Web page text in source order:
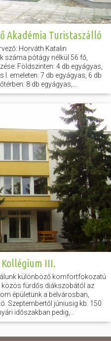
Akadémia Turistaszálló
Horváth Katalin
száma pótágy nélkül 56 fő,
Földszinten: 4 db egyágyas,
emeleten: 7 db egyágyas, 6 db
8 db egyágyas,...
Kollégium III.
különböző komfortfokozatú
közös fürdős diákszobától az
épületünk a belvárosban,
Szeptembertől júniusig kb. 150
időszakban pedig,...